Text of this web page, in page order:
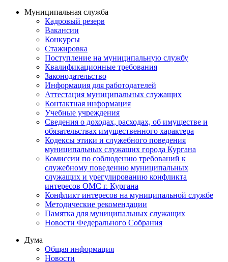
Муниципальная служба
Кадровый резерв
Вакансии
Конкурсы
Стажировка
Поступление на муниципальную службу
Квалификационные требования
Законодательство
Информация для работодателей
Аттестация муниципальных служащих
Контактная информация
Учебные учреждения
Сведения о доходах, расходах, об имуществе и
обязательствах имущественного характера
Кодексы этики и служебного поведения
муниципальных служащих города Кургана
Комиссии по соблюдению требований к
служебному поведению муниципальных
служащих и урегулированию конфликта
интересов ОМС г. Кургана
Конфликт интересов на муниципальной службе
Методические рекомендации
Памятка для муниципальных служащих
Новости Федерального Cобрания
Дума
Общая информация
Новости